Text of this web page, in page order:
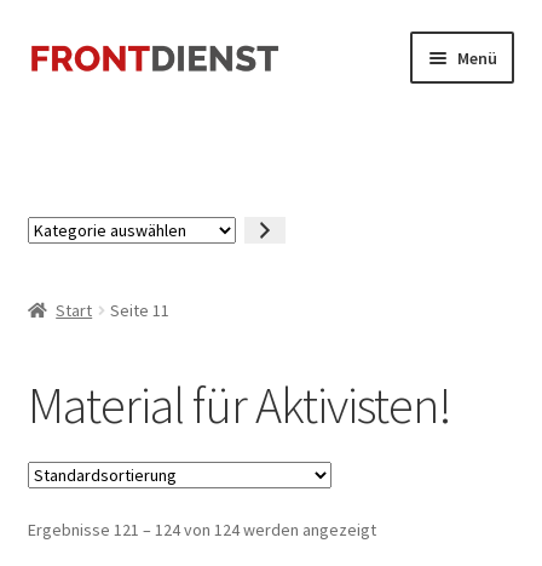
Zur
Navigation
Zum
Inhalt
Menü
Mein Konto
Kategorie
Start Seite 11
Material für Aktivisten!
Ergebnisse 121 – 124 von 124 werden angezeigt